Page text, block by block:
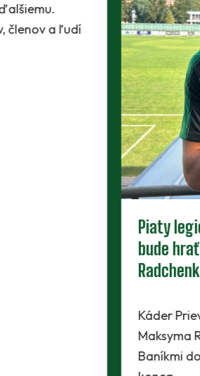
Piaty legionár do
bude hrať ofenzívny
Káder Prievidze sa
Maksyma Radchenka.
Baníkmi dohodol na